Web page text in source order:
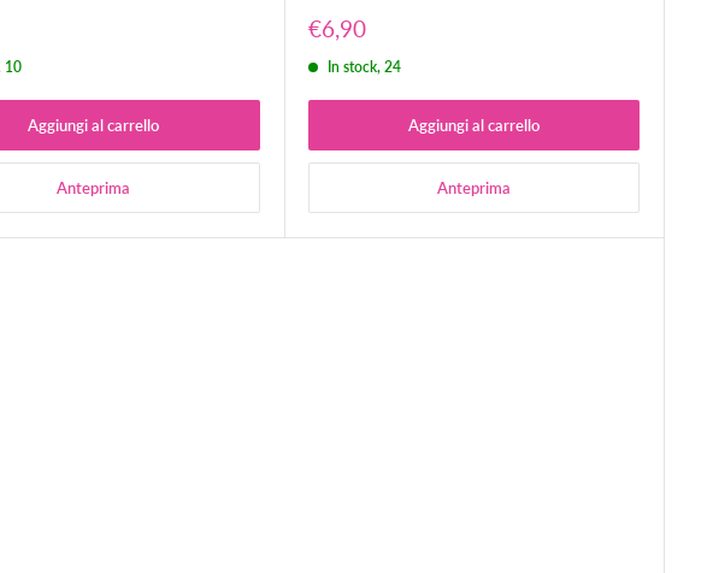
10
Aggiungi al carrello
Anteprima
Prezzo
scontato
€6,90
In stock, 24
Aggiungi al carrello
Anteprima